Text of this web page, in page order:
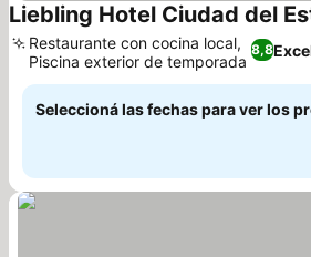
Liebling Hotel Ciudad del
8,8
Restaurante con cocina local,
Piscina exterior de temporada
Seleccioná las fechas para ver los